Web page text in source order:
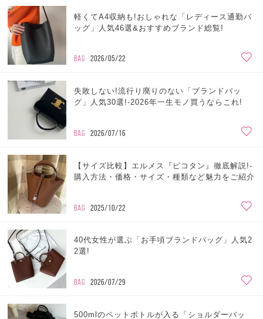
軽くてA4収納も!おしゃれな「レディース通勤バ
ッグ」人気46選&おすすめブランド総覧!
BAG 2026/05/22
失敗しない!流行り廃りのない「ブランドバッ
グ」人気30選!-2026年一生モノ買うならこれ!
BAG 2026/07/16
【サイズ比較】エルメス『ピコタン』徹底解説!-
購入方法・価格・サイズ・種類など魅力をご紹介
BAG 2025/10/22
40代女性が選ぶ「お手頃ブランドバッグ」人気2
2選!
BAG 2026/07/29
500mlのペットボトルが入る「ショルダーバッ